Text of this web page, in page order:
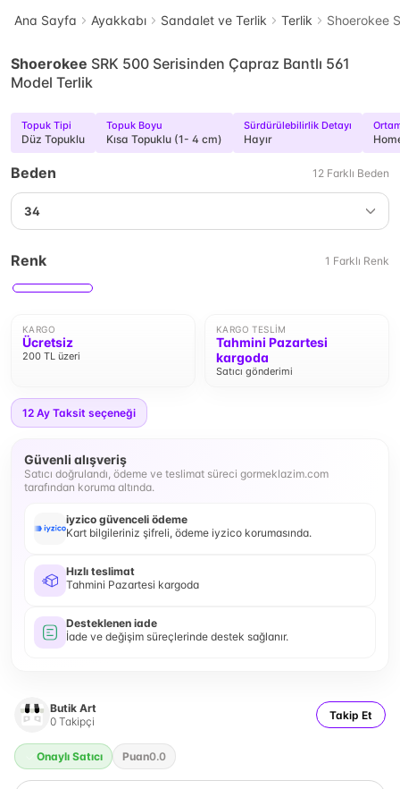
Ana Sayfa Ayakkabı Sandalet ve Terlik Terlik Shoerokee
Shoerokee SRK 500 Serisinden Çapraz Bantlı 561
Model Terlik
Topuk Tipi
Düz Topuklu
Topuk Boyu
Kısa Topuklu (1- 4 cm)
Sürdürülebilirlik Detayı
Hayır
Beden 12 Farklı Beden
34
Renk 1 Farklı Renk
KARGO
Ücretsiz
200 TL üzeri
KARGO TESLIM
Tahmini Pazartesi
kargoda
Satıcı gönderimi
12 Ay Taksit seçeneği
Güvenli alışveriş
Satıcı doğrulandı, ödeme ve teslimat süreci gormeklazim.com
tarafından koruma altında.
iyzico güvenceli ödeme
Kart bilgileriniz şifreli, ödeme iyzico korumasında.
Hızlı teslimat
Tahmini Pazartesi kargoda
Desteklenen iade
İade ve değişim süreçlerinde destek sağlanır.
Butik Art
0 Takipçi Takip Et
Onaylı Satıcı Puan0.0